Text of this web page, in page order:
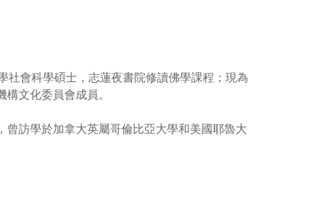
會科學碩士，志蓮夜書院修讀佛學課程；現為
文化委員會成員。
訪學於加拿大英屬哥倫比亞大學和美國耶魯大